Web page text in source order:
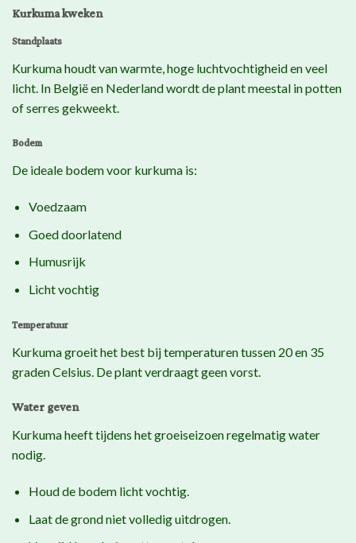
Kurkuma kweken
Standplaats
Kurkuma houdt van warmte, hoge luchtvochtigheid en veel
licht. In België en Nederland wordt de plant meestal in potten
of serres gekweekt.
Bodem
De ideale bodem voor kurkuma is:
Voedzaam
Goed doorlatend
Humusrijk
Licht vochtig
Temperatuur
Kurkuma groeit het best bij temperaturen tussen 20 en 35
graden Celsius. De plant verdraagt geen vorst.
Water geven
Kurkuma heeft tijdens het groeiseizoen regelmatig water
nodig.
Houd de bodem licht vochtig.
Laat de grond niet volledig uitdrogen.